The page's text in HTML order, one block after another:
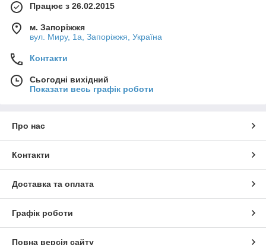
Працює з 26.02.2015
м. Запоріжжя
вул. Миру, 1а, Запоріжжя, Україна
Контакти
Сьогодні вихідний
Показати весь графік роботи
Про нас
Контакти
Доставка та оплата
Графік роботи
Повна версія сайту